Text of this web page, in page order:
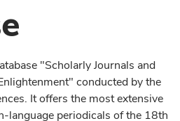
"Scholarly Journals and
conducted by the
It offers the most extensive
language periodicals of the 18th